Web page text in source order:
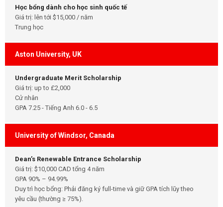
Học bổng dành cho học sinh quốc tế
Giá trị: lên tới $15,000 / năm
Trung học
Aston University, UK
Undergraduate Merit Scholarship
Giá trị: up to £2,000
Cử nhân
GPA 7.25 - Tiếng Anh 6.0 - 6.5
University of Windsor, Canada
Dean’s Renewable Entrance Scholarship
Giá trị: $10,000 CAD tổng 4 năm
GPA 90% – 94.99%
Duy trì học bổng: Phải đăng ký full-time và giữ GPA tích lũy theo
yêu cầu (thường ≥ 75%).